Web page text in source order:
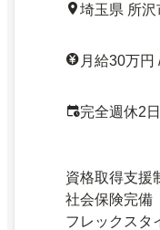
埼玉県 所沢
月給30万円
完全週休2
資格取得支援
社会保険完備
フレックスタ